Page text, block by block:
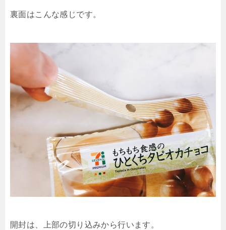
裏面はこんな感じです。
開封は、上部の切り込みから行います。